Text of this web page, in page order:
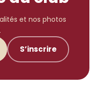
et nos photos
S’inscrire